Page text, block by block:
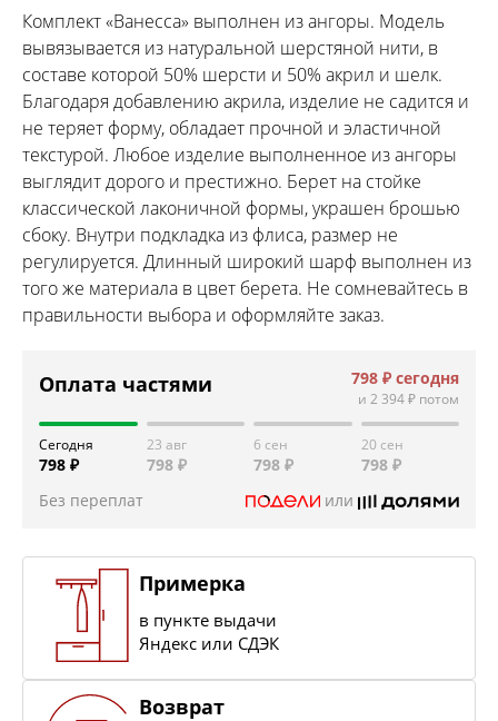
Комплект «Ванесса» выполнен из ангоры. Модель
вывязывается из натуральной шерстяной нити, в
составе которой 50% шерсти и 50% акрил и шелк.
Благодаря добавлению акрила, изделие не садится и
не теряет форму, обладает прочной и эластичной
текстурой. Любое изделие выполненное из ангоры
выглядит дорого и престижно. Берет на стойке
классической лаконичной формы, украшен брошью
сбоку. Внутри подкладка из флиса, размер не
регулируется. Длинный широкий шарф выполнен из
того же материала в цвет берета. Не сомневайтесь в
правильности выбора и оформляйте заказ.
Оплата частями 798 ₽ сегодня
и 2 394 ₽ потом
Сегодня
798 ₽
23 авг
798 ₽
6 сен
798 ₽
20 сен
798 ₽
Без переплат
или
Примерка
в пункте выдачи
Яндекс или СДЭК
Возврат